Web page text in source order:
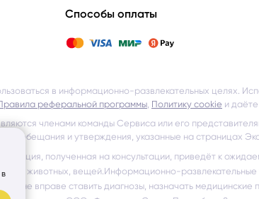
Способы оплаты
в информационно-развлекательных целях.
реферальной программы, Политику cookie и
членами команды Сервиса или его
за обещания и утверждения, указанные на страницах
полученная на консультации, приведёт к
животных, вещей.Информационно-развлекательные
не вправе ставить диагнозы, назначать